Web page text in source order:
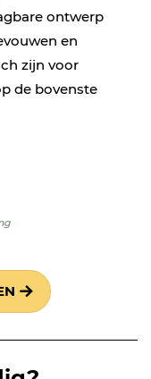
ontwerp
en
zijn voor
de bovenste